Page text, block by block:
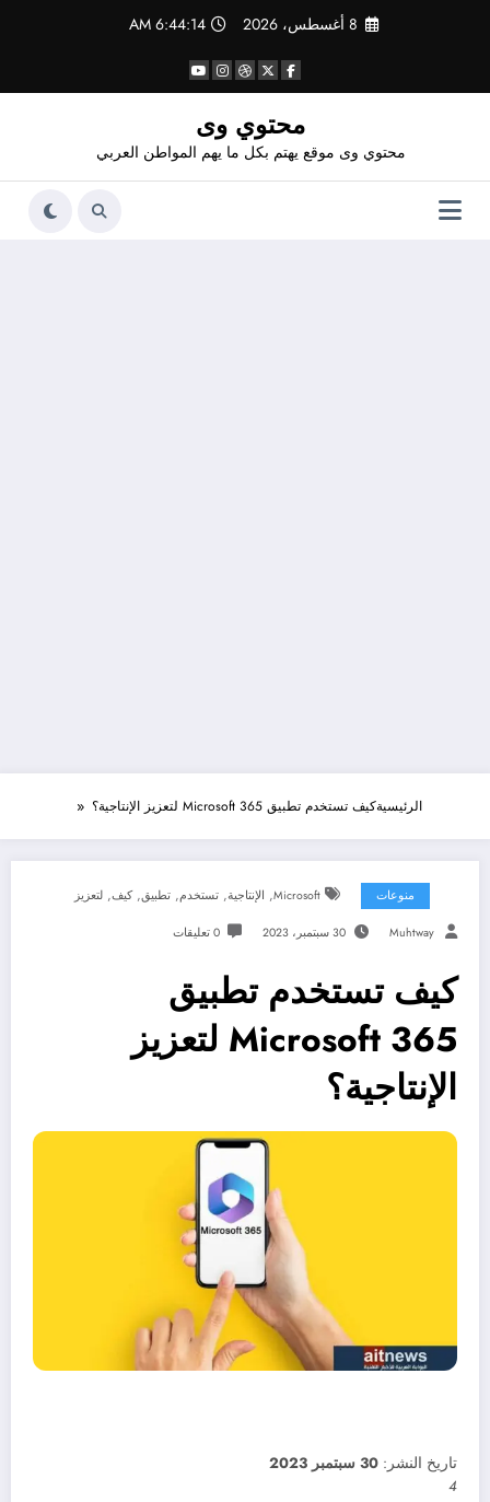
8 أغسطس، 2026 6:44:14 AM
محتوي وى
محتوي وى موقع يهتم بكل ما يهم المواطن العربي
الرئيسيةكيف تستخدم تطبيق Microsoft 365 لتعزيز الإنتاجية؟
منوعات Microsoft
, الإنتاجية, تستخدم, تطبيق,كيف, لتعزيز
Muhtway 30 سبتمبر، 2023 0 تعليقات
كيف تستخدم تطبيق
Microsoft 365 لتعزيز
الإنتاجية؟
تاريخ النشر: 30 سبتمبر 2023
4